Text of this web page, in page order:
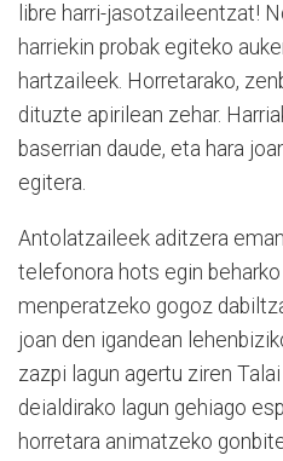
libre harri-jasotzaileentzat!
harriekin probak egiteko
hartzaileek. Horretarako,
dituzte apirilean zehar.
baserrian daude, eta hara
egitera.
Antolatzaileek aditzera
telefonora hots egin
menperatzeko gogoz
joan den igandean
zazpi lagun agertu ziren
deialdirako lagun gehiago
horretara animatzeko